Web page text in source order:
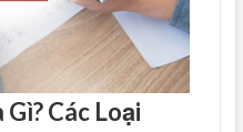
Các Loại